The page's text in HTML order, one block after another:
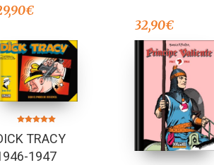
€
32,90€
5.00
de 5 TRACY
1947